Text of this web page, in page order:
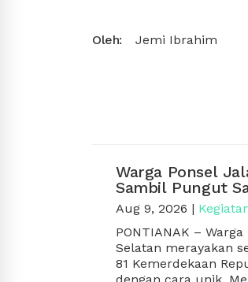
Oleh: Jemi Ibrahim
Warga Ponsel
Sambil Pungut
Aug 9, 2026 |
PONTIANAK – Warga
Selatan merayakan
81 Kemerdekaan